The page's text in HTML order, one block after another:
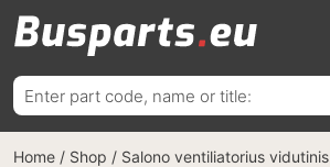
Ieškoti:
Home / Shop / Salono ventiliatorius vidutinis